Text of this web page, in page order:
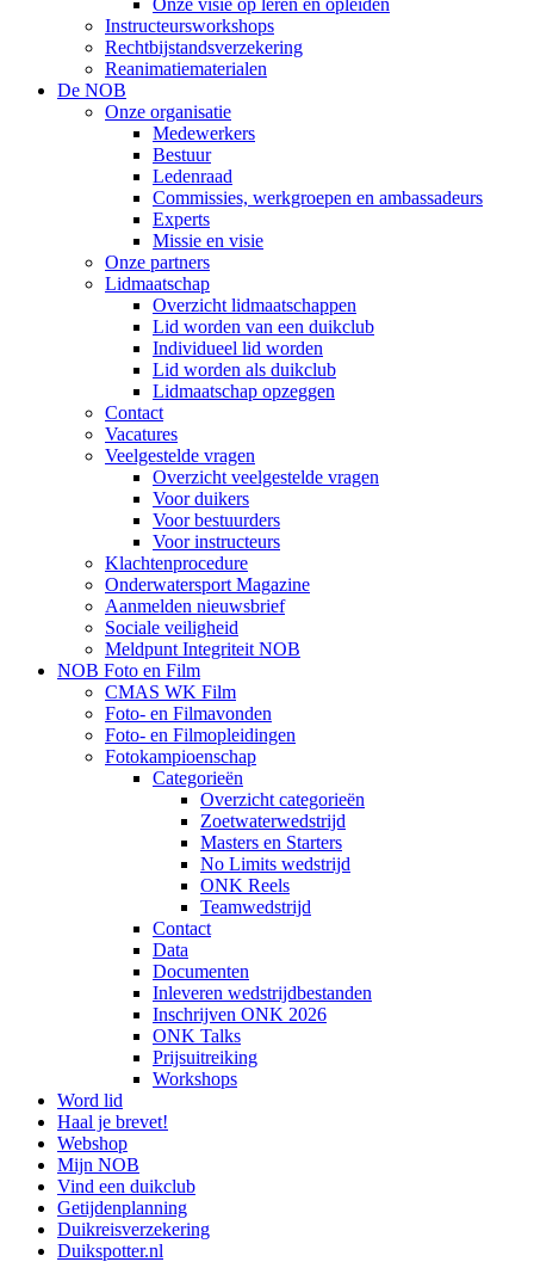
Onze visie op leren en opleiden
Instructeursworkshops
Rechtbijstandsverzekering
Reanimatiematerialen
De NOB
Onze organisatie
Medewerkers
Bestuur
Ledenraad
Commissies, werkgroepen en ambassadeurs
Experts
Missie en visie
Onze partners
Lidmaatschap
Overzicht lidmaatschappen
Lid worden van een duikclub
Individueel lid worden
Lid worden als duikclub
Lidmaatschap opzeggen
Contact
Vacatures
Veelgestelde vragen
Overzicht veelgestelde vragen
Voor duikers
Voor bestuurders
Voor instructeurs
Klachtenprocedure
Onderwatersport Magazine
Aanmelden nieuwsbrief
Sociale veiligheid
Meldpunt Integriteit NOB
NOB Foto en Film
CMAS WK Film
Foto- en Filmavonden
Foto- en Filmopleidingen
Fotokampioenschap
Categorieën
Overzicht categorieën
Zoetwaterwedstrijd
Masters en Starters
No Limits wedstrijd
ONK Reels
Teamwedstrijd
Contact
Data
Documenten
Inleveren wedstrijdbestanden
Inschrijven ONK 2026
ONK Talks
Prijsuitreiking
Workshops
Word lid
Haal je brevet!
Webshop
Mijn NOB
Vind een duikclub
Getijdenplanning
Duikreisverzekering
Duikspotter.nl